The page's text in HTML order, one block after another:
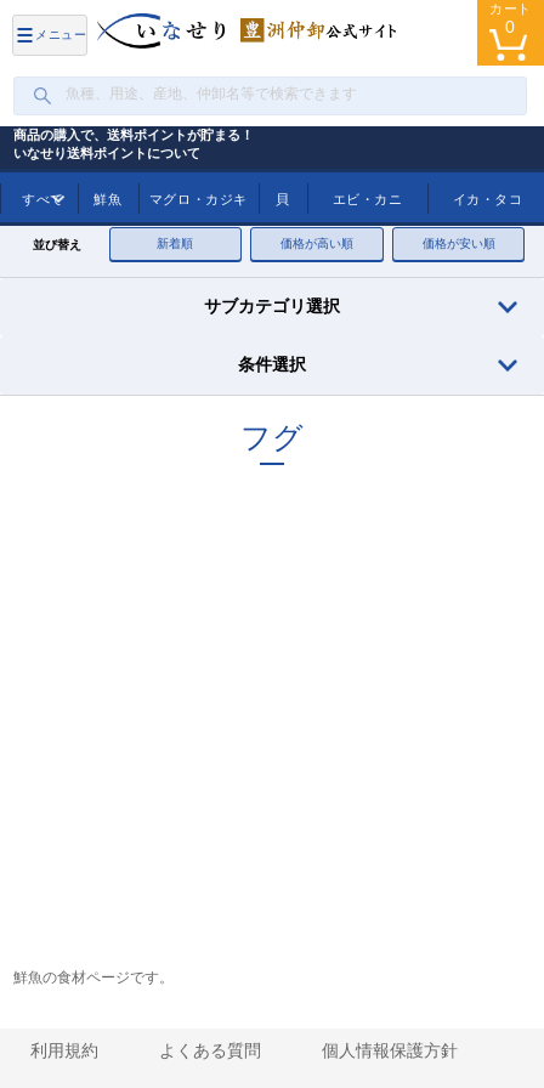
メニュー
カート
0
商品の購入で、送料ポイントが貯まる！
いなせり送料ポイントについて
すべて 鮮魚 マグロ・カジキ 貝 エビ・カニ イカ・タコ
トップ フグ
並び替え 新着順 価格が高い順 価格が安い順
サブカテゴリ選択
条件選択
フグ
鮮魚の食材ページです。
利用規約 よくある質問 個人情報保護方針